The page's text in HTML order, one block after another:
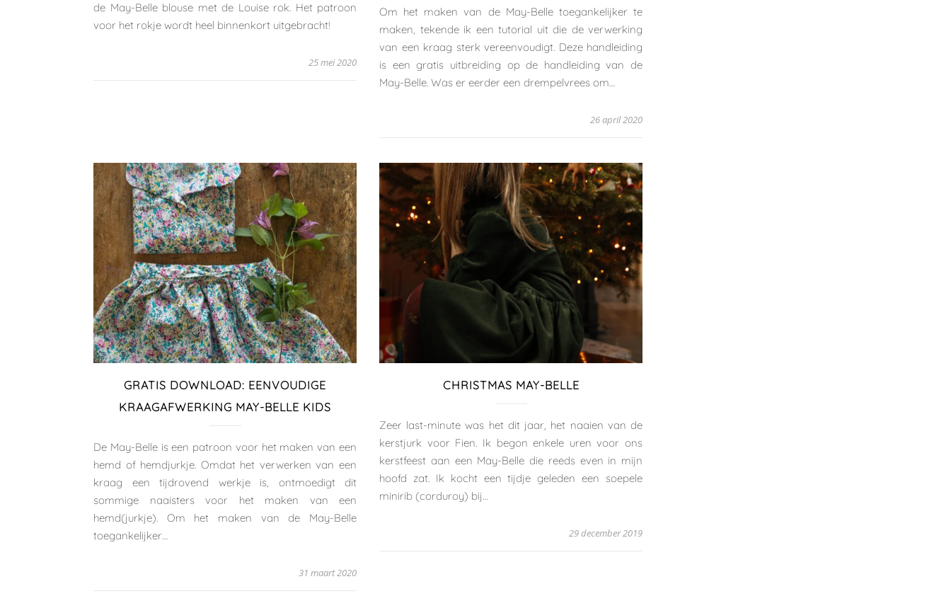
de May-Belle blouse met de Louise rok. Het patroon
voor het rokje wordt heel binnenkort uitgebracht!
25 mei 2020
Om het maken van de May-Belle toegankelijker te
maken, tekende ik een tutorial uit die de verwerking
van een kraag sterk vereenvoudigt. Deze handleiding
is een gratis uitbreiding op de handleiding van de
May-Belle. Was er eerder een drempelvrees om…
26 april 2020
GRATIS DOWNLOAD: EENVOUDIGE
KRAAGAFWERKING MAY-BELLE KIDS
De May-Belle is een patroon voor het maken van een
hemd of hemdjurkje. Omdat het verwerken van een
kraag een tijdrovend werkje is, ontmoedigt dit
sommige naaisters voor het maken van een
hemd(jurkje). Om het maken van de May-Belle
toegankelijker…
31 maart 2020
CHRISTMAS MAY-BELLE
Zeer last-minute was het dit jaar, het naaien van de
kerstjurk voor Fien. Ik begon enkele uren voor ons
kerstfeest aan een May-Belle die reeds even in mijn
hoofd zat. Ik kocht een tijdje geleden een soepele
minirib (corduroy) bij…
29 december 2019